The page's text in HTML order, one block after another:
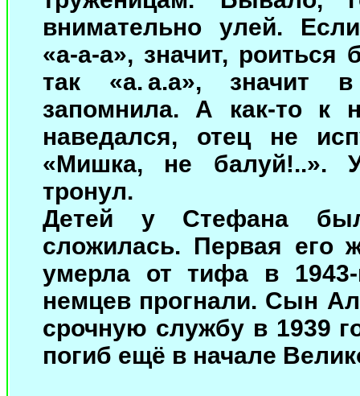
внимательно улей.
«а‑а‑а», значит,
так «а. а.а», значит
запомнила. А как-то к
наведался, отец не
«Мишка, не балуй!..».
тронул.
Детей у Стефана
сложилась. Первая его
умерла от тифа в
немцев прогнали. Сын
срочную службу в 1939
погиб ещё в начале